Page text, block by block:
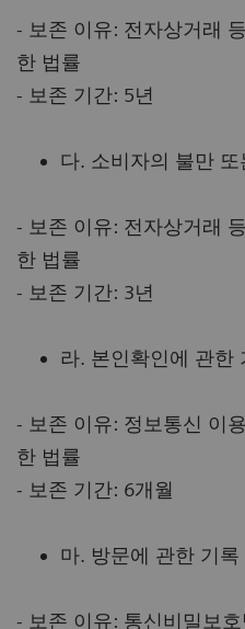
- 보존 이유: 전자상거래
한 법률
- 보존 기간: 5년
다. 소비자의 불만
- 보존 이유: 전자상거래
한 법률
- 보존 기간: 3년
라. 본인확인에 관한
- 보존 이유: 정보통신 이
한 법률
- 보존 기간: 6개월
마. 방문에 관한 기록
- 보존 이유: 통신비밀보호